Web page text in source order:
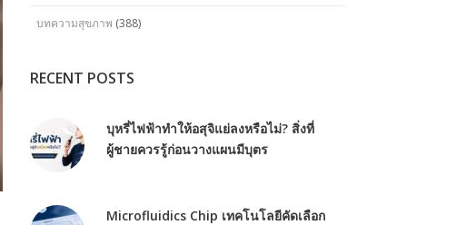
บทความสุขภาพ (388)
RECENT POSTS
บุหรี่ไฟฟ้าทำให้อสุจิแย่ลงหรือไม่? สิ่งที่
ผู้ชายควรรู้ก่อนวางแผนมีบุตร
Microfluidics Chip เทคโนโลยีคัดเลือก